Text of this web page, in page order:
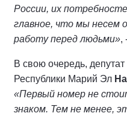
России, их
главное, что мы несем
работу перед людьми»,
В свою очередь,
Республики Марий Эл
«Первый номер не
знаком. Тем не менее,